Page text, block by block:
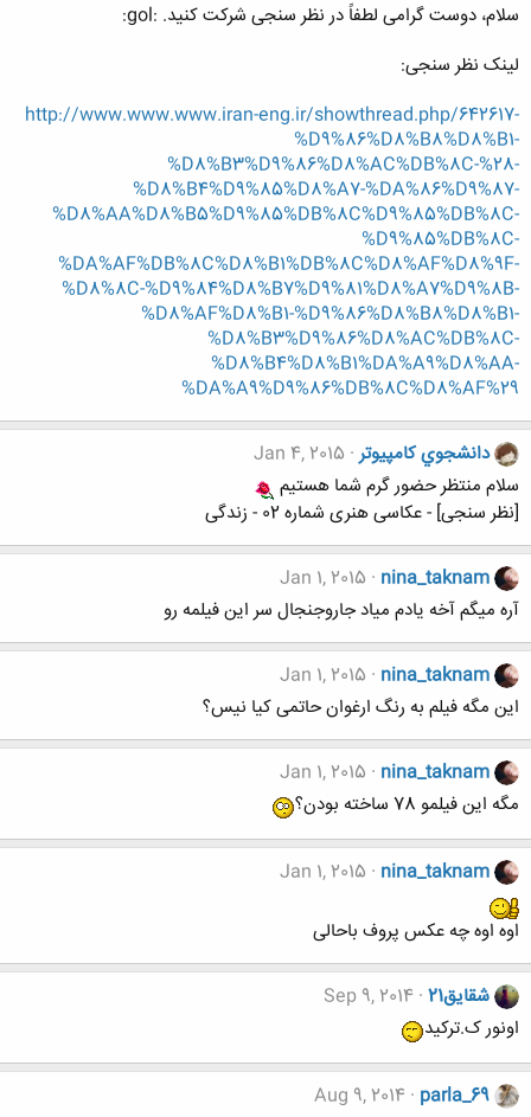
سلام، دوست گرامی لطفاً در نظر سنجی شرکت کنید. :gol:
لینک نظر سنجی:
http://www.www.www.iran-eng.ir/showthread.php/642617-
%D9%86%D8%B8%D8%B1-
%D8%B3%D9%86%D8%AC%DB%8C-%28-
%D8%B4%D9%85%D8%A7-%DA%86%D9%87-
%D8%AA%D8%B5%D9%85%DB%8C%D9%85%DB%8C-
%D9%85%DB%8C-
%DA%AF%DB%8C%D8%B1%DB%8C%D8%AF%D8%9F-
%D8%8C-%D9%84%D8%B7%D9%81%D8%A7%D9%8B-
%D8%AF%D8%B1-%D9%86%D8%B8%D8%B1-
%D8%B3%D9%86%D8%AC%DB%8C-
%D8%B4%D8%B1%DA%A9%D8%AA-
%DA%A9%D9%86%DB%8C%D8%AF%29
دانشجوي كامپيوتر Jan 4, 2015
سلام منتظر حضور گرم شما هستیم
[نظر سنجی] - عکاسی هنری شماره 02 - زندگی
nina_taknam
Jan 1, 2015
آره میگم آخه یادم میاد جاروجنجال سر این فیلمه رو
nina_taknam
Jan 1, 2015
این مگه فیلم به رنگ ارغوان حاتمی کیا نیس؟
nina_taknam
Jan 1, 2015
مگه این فیلمو 78 ساخته بودن؟
nina_taknam
Jan 1, 2015
اوه اوه چه عکس پروف باحالی
شقایق21
Sep 9, 2014
اونور ک.ترکید
parla_69
Aug 9, 2014